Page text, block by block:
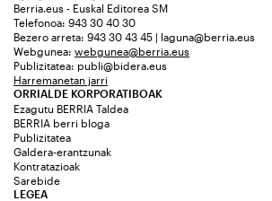
Berria.eus - Euskal Editorea SM
Telefonoa: 943 30 40 30
Bezero arreta: 943 30 43 45 | laguna@berria.eus
Webgunea: webgunea@berria.eus
Publizitatea: publi@bidera.eus
Harremanetan jarri
ORRIALDE KORPORATIBOAK
Ezagutu BERRIA Taldea
BERRIA berri bloga
Publizitatea
Galdera-erantzunak
Kontratazioak
Sarebide
LEGEA